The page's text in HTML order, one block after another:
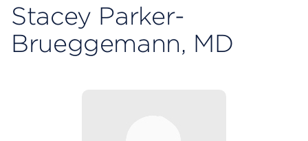
Stacey Parker-
Brueggemann, MD